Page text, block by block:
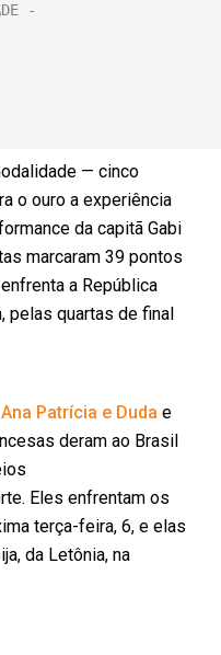
— cinco
o ouro a experiência
da capitã Gabi
marcaram 39 pontos
a República
pelas quartas de final
Patrícia e Duda e
deram ao Brasil
Eles enfrentam os
terça-feira, 6, e elas
da Letônia, na